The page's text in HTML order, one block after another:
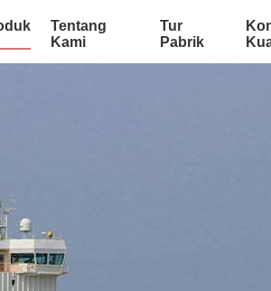
Tentang
Kami
Tur
Pabrik